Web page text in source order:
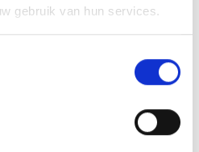
gebruik van hun services.